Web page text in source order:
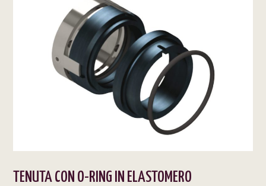
TENUTA CON O-RING IN ELASTOMERO